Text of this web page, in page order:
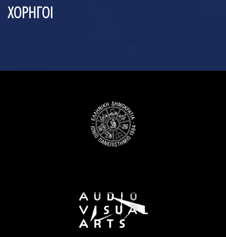
ΧΟΡΗΓΟΙ